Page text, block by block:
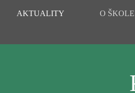
AKTUALITY O ŠKOLE